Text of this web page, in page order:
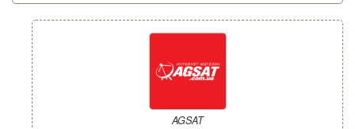
AGSAT